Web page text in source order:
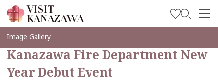
บทความพิเศษ
สถานที่ท่องเที่ยว
วางแผนการท่องเที่ยวของคุณ
Image Gallery
Kanazawa Fire Department New
Year Debut Event